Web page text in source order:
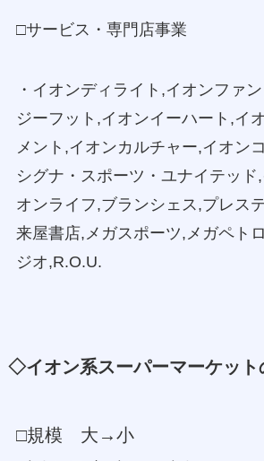
□サービス・専門店事業
・イオンディライト,イオンファ
ジーフット,イオンイーハート,イ
メント,イオンカルチャー,イオン
シグナ・スポーツ・ユナイテッド
オンライフ,ブランシェス,プレス
来屋書店,メガスポーツ,メガペト
ジオ,R.O.U.
◇イオン系スーパーマーケット
□規模 大→小